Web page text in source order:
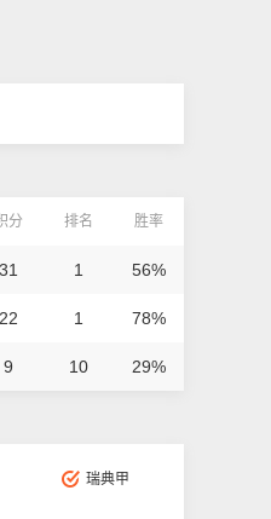
分 排名 胜率
31 1 56%
22 1 78%
9 10 29%
瑞典甲